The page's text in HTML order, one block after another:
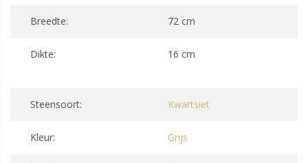
Breedte: 72 cm
Dikte: 16 cm
Steensoort: Kwartsiet
Kleur: Grijs